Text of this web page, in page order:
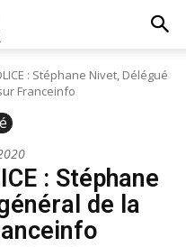
: Stéphane Nivet, Délégué
Franceinfo
: Stéphane
de la